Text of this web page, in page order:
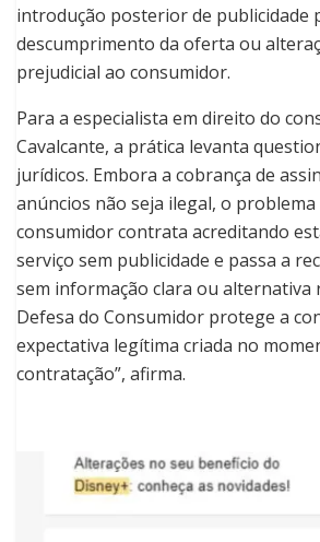
introdução posterior de publicidade
descumprimento da oferta ou
prejudicial ao consumidor.
Para a especialista em direito do
Cavalcante, a prática levanta
jurídicos. Embora a cobrança de
anúncios não seja ilegal, o
consumidor contrata acreditando
serviço sem publicidade e passa a
sem informação clara ou alternativa
Defesa do Consumidor protege a
expectativa legítima criada no
contratação”, afirma.